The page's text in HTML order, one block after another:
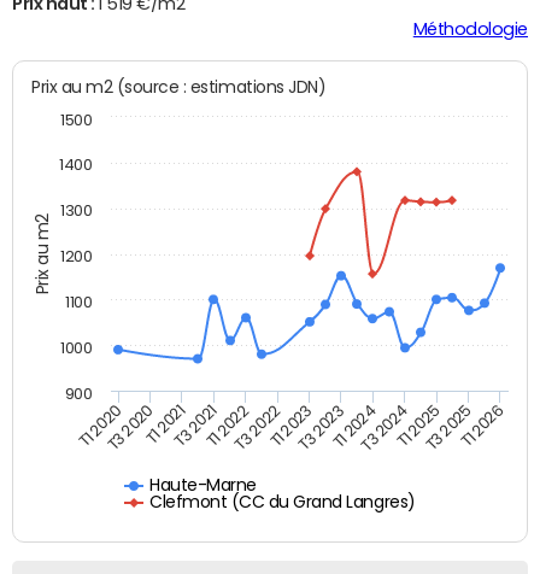
Méthodologie
Prix au m2
Prix au m2 (source : estimations JDN)
Haute-Marne
Clefmont (CC du Grand Langres)
T1 2020T3 2020T1 2021T3 2021T1 2022T3 2022T1 2023T3 2023T1 2024T3 2024T1 2025T3 2025T1 2026
900
1000
1100
1200
1300
1400
1500